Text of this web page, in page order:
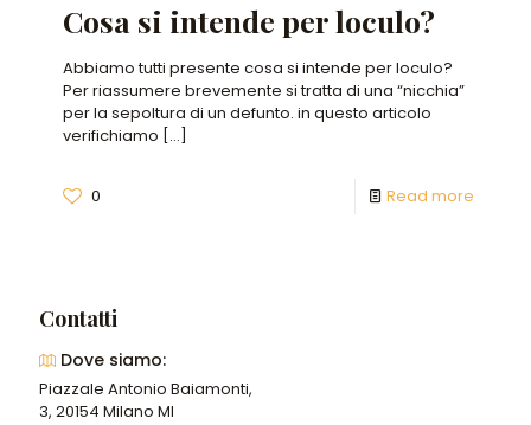
Cosa si intende per loculo?
Abbiamo tutti presente cosa si intende per loculo?
Per riassumere brevemente si tratta di una “nicchia”
per la sepoltura di un defunto. in questo articolo
verifichiamo […]
0 Read more
Contatti
Dove siamo:
Piazzale Antonio Baiamonti,
3, 20154 Milano MI